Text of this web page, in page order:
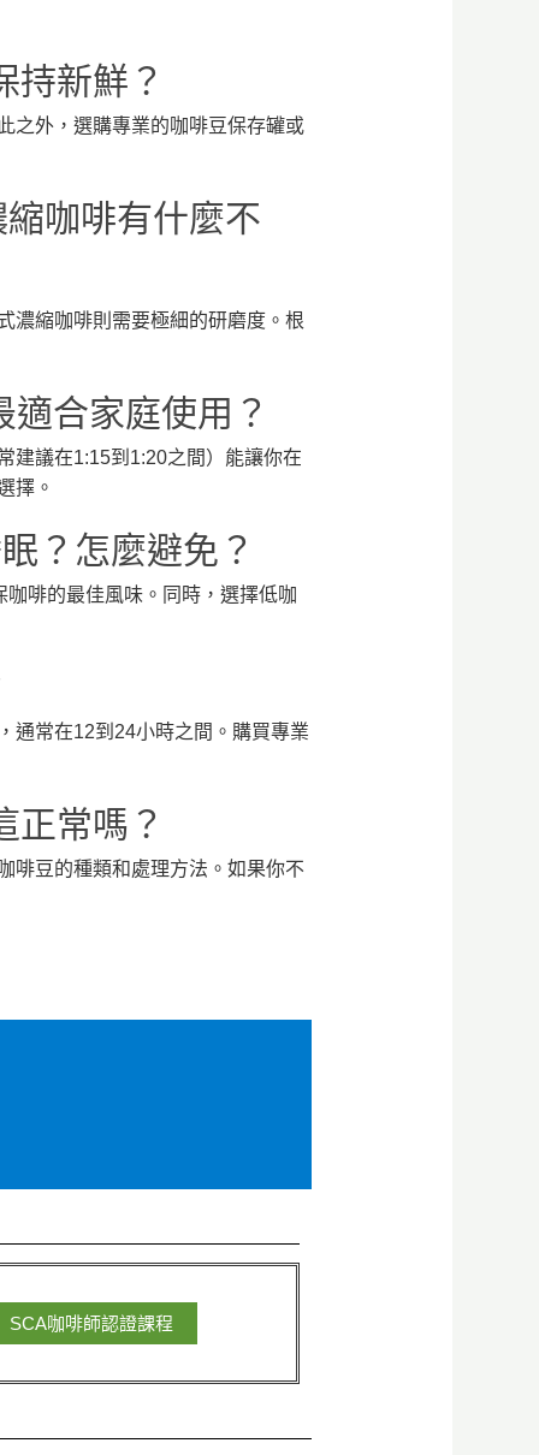
持新鮮？
之外，選購專業的咖啡豆保存罐或
咖啡有什麼不
濃縮咖啡則需要極細的研磨度。根
合家庭使用？
建議在1:15到1:20之間）能讓你在
擇。
？怎麼避免？
啡的最佳風味。同時，選擇低咖
通常在12到24小時之間。購買專業
正常嗎？
啡豆的種類和處理方法。如果你不
SCA咖啡師認證課程